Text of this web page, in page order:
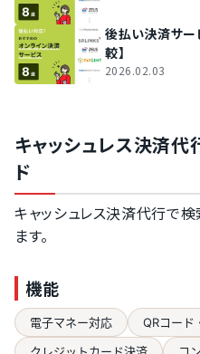
後払い決済サー
較】
2026.02.03
キャッシュレス決済
ド
キャッシュレス決済代行で
ます。
機能
電子マネー対応
QRコード
クレジットカード決済
コ